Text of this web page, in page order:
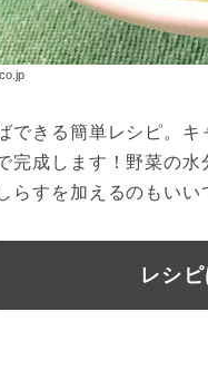
できる簡単レシピ。
完成します！野菜の
らすを加えるのもいい
レシ